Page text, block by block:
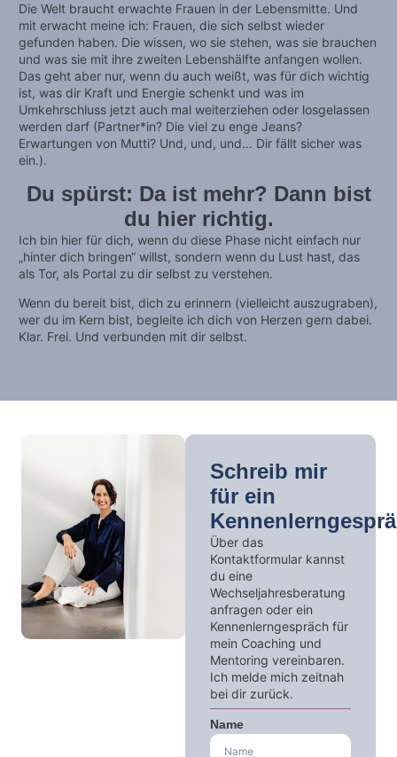
Die Welt braucht erwachte Frauen in der Lebensmitte. Und
mit erwacht meine ich: Frauen, die sich selbst wieder
gefunden haben. Die wissen, wo sie stehen, was sie brauchen
und was sie mit ihre zweiten Lebenshälfte anfangen wollen.
Das geht aber nur, wenn du auch weißt, was für dich wichtig
ist, was dir Kraft und Energie schenkt und was im
Umkehrschluss jetzt auch mal weiterziehen oder losgelassen
werden darf (Partner*in? Die viel zu enge Jeans?
Erwartungen von Mutti? Und, und, und… Dir fällt sicher was
ein.).
Du spürst: Da ist mehr? Dann bist
du hier richtig.
Ich bin hier für dich, wenn du diese Phase nicht einfach nur
„hinter dich bringen“ willst, sondern wenn du Lust hast, das
als Tor, als Portal zu dir selbst zu verstehen.
Wenn du bereit bist, dich zu erinnern (vielleicht auszugraben),
wer du im Kern bist, begleite ich dich von Herzen gern dabei.
Klar. Frei. Und verbunden mit dir selbst.
(0221)
42
33
24
04
Adresse
mail@lisa-
pertagnol.de
Schreib mir
für ein
Über das
Kontaktformular kannst
du eine
Wechseljahresberatung
anfragen oder ein
Kennenlerngespräch für
mein Coaching und
Mentoring vereinbaren.
Ich melde mich zeitnah
bei dir zurück.
Name